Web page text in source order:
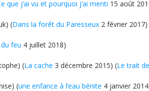
que j’ai vu et pourquoi j’ai menti 15 août
(Dans la forêt du Paresseux 2 février 2017)
feu 4 juillet 2018)
(La cache 3 décembre 2015) (Le trait
(une enfance à l’eau bénite 4 janvier